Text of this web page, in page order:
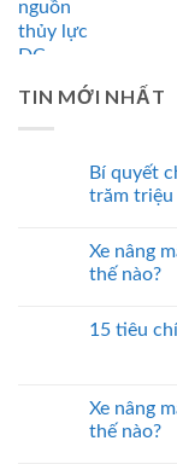
TIN MỚI NHẤT
Bí quyết
trăm triệu
Xe nâng
thế nào?
15 tiêu
Xe nâng
thế nào?